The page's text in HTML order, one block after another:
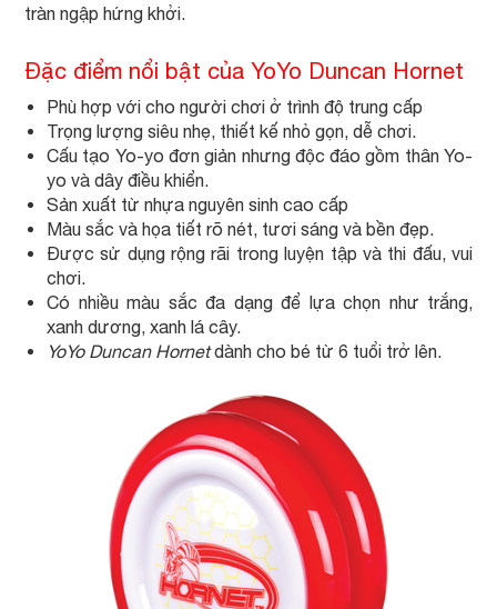
tràn ngập hứng khởi.
Đặc điểm nổi bật của YoYo Duncan Hornet
Phù hợp với cho người chơi ở trình độ trung cấp
Trọng lượng siêu nhẹ, thiết kế nhỏ gọn, dễ chơi.
Cấu tạo Yo-yo đơn giản nhưng độc đáo gồm thân Yo-
yo và dây điều khiển.
Sản xuất từ nhựa nguyên sinh cao cấp
Màu sắc và họa tiết rõ nét, tươi sáng và bền đẹp.
Được sử dụng rộng rãi trong luyện tập và thi đấu, vui
chơi.
Có nhiều màu sắc đa dạng để lựa chọn như trắng,
xanh dương, xanh lá cây.
YoYo Duncan Hornetdành cho bé từ 6 tuổi trở lên.